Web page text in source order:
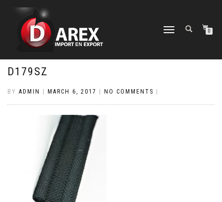
TOGGLE
0
D179SZ
BY ADMIN MARCH 6, 2017 NO COMMENTS